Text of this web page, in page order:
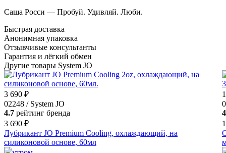
Саша Росси — Пробуй. Удивляй. Люби.
Быстрая доставка
Анонимная упаковка
Отзывчивые консультанты
Гарантия и лёгкий обмен
Другие товары System JO
3 690 ₽
02248 / System JO
4.7 рейтинг бренда
3 690 ₽
Лубрикант JO Premium Cooling, охлаждающий, на
силиконовой основе, 60мл